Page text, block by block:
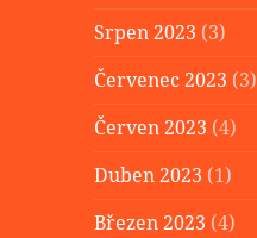
Srpen 2023 (3)
Červenec 2023 (3)
Červen 2023 (4)
Duben 2023 (1)
Březen 2023 (4)